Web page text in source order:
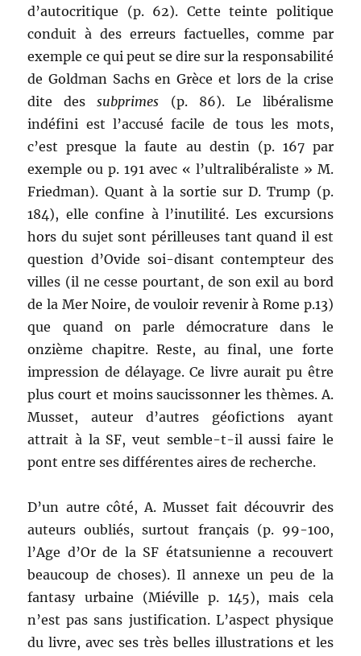
d’autocritique (p. 62). Cette teinte politique
conduit à des erreurs factuelles, comme par
exemple ce qui peut se dire sur la responsabilité
de Goldman Sachs en Grèce et lors de la crise
dite dessubprimes (p. 86). Le libéralisme
indéfini est l’accusé facile de tous les mots,
c’est presque la faute au destin (p. 167 par
exemple ou p. 191 avec « l’ultralibéraliste » M.
Friedman). Quant à la sortie sur D. Trump (p.
184), elle confine à l’inutilité. Les excursions
hors du sujet sont périlleuses tant quand il est
question d’Ovide soi-disant contempteur des
villes (il ne cesse pourtant, de son exil au bord
de la Mer Noire, de vouloir revenir à Rome p.13)
que quand on parle démocrature dans le
onzième chapitre. Reste, au final, une forte
impression de délayage. Ce livre aurait pu être
plus court et moins saucissonner les thèmes. A.
Musset, auteur d’autres géofictions ayant
attrait à la SF, veut semble-t-il aussi faire le
pont entre ses différentes aires de recherche.
D’un autre côté, A. Musset fait découvrir des
auteurs oubliés, surtout français (p. 99-100,
l’Age d’Or de la SF étatsunienne a recouvert
beaucoup de choses). Il annexe un peu de la
fantasy urbaine (Miéville p. 145), mais cela
n’est pas sans justification. L’aspect physique
du livre, avec ses très belles illustrations et les